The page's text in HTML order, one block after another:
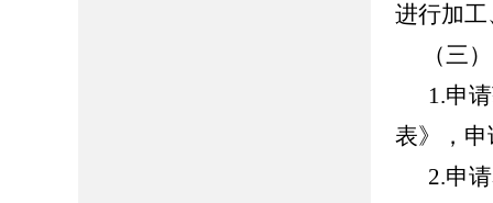
进行加
（三）
1.申请
表》，
2.申请